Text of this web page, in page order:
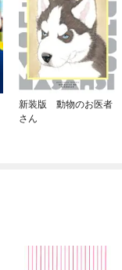
新装版 動物のお医者
さん